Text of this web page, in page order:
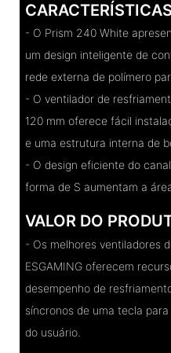
- O Prism 240 White
um design inteligente de
rede externa de polímero
- O ventilador de
120 mm oferece fácil
e uma estrutura interna de
- O design eficiente do
forma de S aumentam a
VALOR DO
- Os melhores ventiladores
ESGAMING oferecem
desempenho de
síncronos de uma tecla
do usuário.